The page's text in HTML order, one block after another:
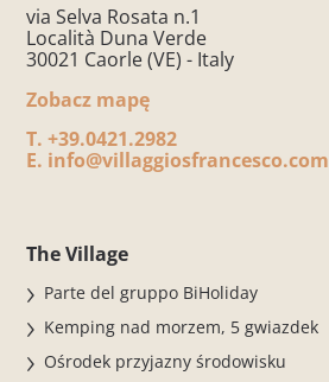
via Selva Rosata n.1
Località Duna Verde
30021 Caorle (VE) - Italy
Zobacz mapę
T. +39.0421.2982
E. info@villaggiosfrancesco.com
The Village
Parte del gruppo BiHoliday
Kemping nad morzem, 5 gwiazdek
Ośrodek przyjazny środowisku